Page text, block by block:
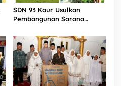
SDN 93 Kaur Usulkan
Pembangunan Sarana
Kenyamanan Belajar